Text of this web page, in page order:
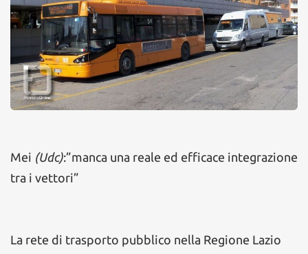
Mei (Udc):”manca una reale ed efficace integrazione
tra i vettori”
La rete di trasporto pubblico nella Regione Lazio